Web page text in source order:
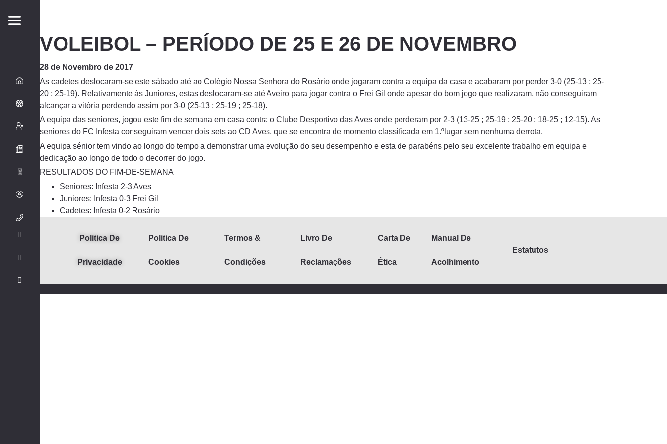
VOLEIBOL – PERÍODO DE 25 E 26 DE NOVEMBRO
28 de Novembro de 2017
As cadetes deslocaram-se este sábado até ao Colégio Nossa Senhora do Rosário onde jogaram contra a equipa da casa e acabaram por perder 3-0 (25-13 ; 25-
20 ; 25-19). Relativamente às Juniores, estas deslocaram-se até Aveiro para jogar contra o Frei Gil onde apesar do bom jogo que realizaram, não conseguiram
alcançar a vitória perdendo assim por 3-0 (25-13 ; 25-19 ; 25-18).
A equipa das seniores, jogou este fim de semana em casa contra o Clube Desportivo das Aves onde perderam por 2-3 (13-25 ; 25-19 ; 25-20 ; 18-25 ; 12-15). As
seniores do FC Infesta conseguiram vencer dois sets ao CD Aves, que se encontra de momento classificada em 1.ºlugar sem nenhuma derrota.
A equipa sénior tem vindo ao longo do tempo a demonstrar uma evolução do seu desempenho e esta de parabéns pelo seu excelente trabalho em equipa e
dedicação ao longo de todo o decorrer do jogo.
RESULTADOS DO FIM-DE-SEMANA
Seniores: Infesta 2-3 Aves
Juniores: Infesta 0-3 Frei Gil
Cadetes: Infesta 0-2 Rosário
Politica De
Privacidade
Politica De
Cookies
Termos &
Condições
Livro De
Reclamações
Carta De
Ética
Manual De
Acolhimento
Estatutos